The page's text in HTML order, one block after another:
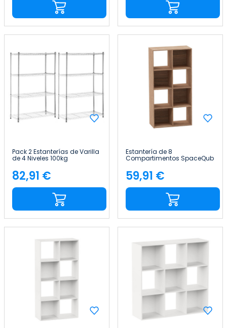
Pack 2 Estanterías de Varilla
de 4 Niveles 100kg
90x35x137cm Thinia Home
Precio
82,91 €
Estantería de 8
Compartimentos SpaceQub
67.5x32x134cm 7house
Precio
59,91 €